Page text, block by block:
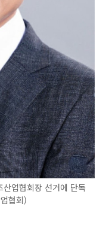
업협회장 선거에 단독
협회)